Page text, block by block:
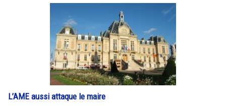
L’AME aussi attaque le maire